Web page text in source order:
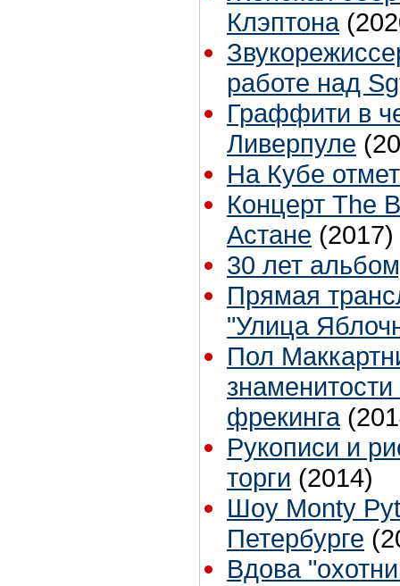
Клэптона
работе над
Граффити в
Ливерпуле
На Кубе
Концерт The
Астане (2017)
30 лет
Прямая
"Улица
Пол
фрекинга
Рукописи и
торги (2014)
Шоу Monty
Петербурге
Вдова